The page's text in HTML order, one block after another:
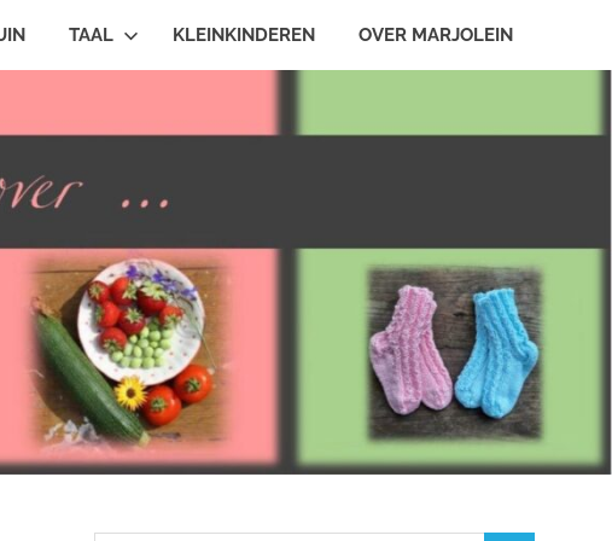
TAAL KLEINKINDEREN OVER MARJOLEIN